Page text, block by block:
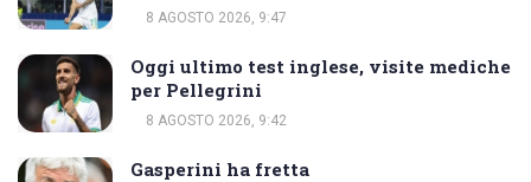
8 AGOSTO 2026, 9:47
Oggi ultimo test inglese, visite mediche
per Pellegrini
8 AGOSTO 2026, 9:42
Gasperini ha fretta